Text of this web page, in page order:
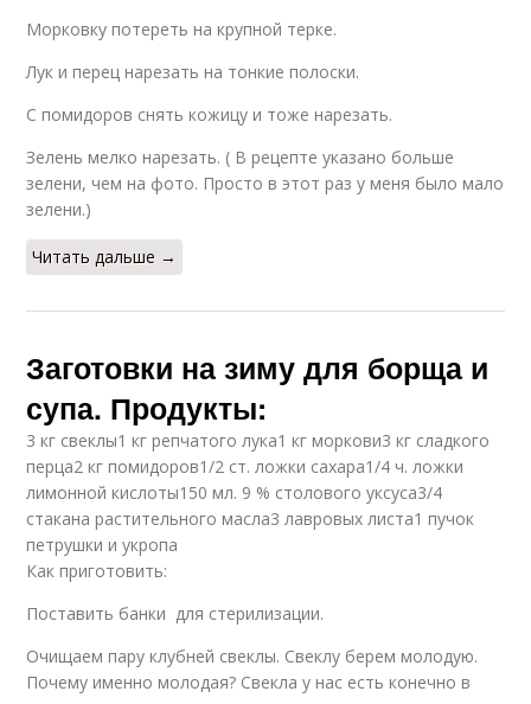
Морковку потереть на крупной терке.
Лук и перец нарезать на тонкие полоски.
С помидоров снять кожицу и тоже нарезать.
Зелень мелко нарезать. ( В рецепте указано больше
зелени, чем на фото. Просто в этот раз у меня было мало
зелени.)
Читать дальше →
Заготовки на зиму для борща и
супа. Продукты:
3 кг свеклы1 кг репчатого лука1 кг моркови3 кг сладкого
перца2 кг помидоров1/2 ст. ложки сахара1/4 ч. ложки
лимонной кислоты150 мл. 9 % столового уксуса3/4
стакана растительного масла3 лавровых листа1 пучок
петрушки и укропа
Как приготовить:
Поставить банки для стерилизации.
Очищаем пару клубней свеклы. Свеклу берем молодую.
Почему именно молодая? Свекла у нас есть конечно в